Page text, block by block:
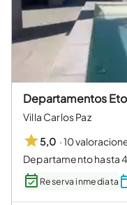
Departamentos
Villa Carlos Paz
5,0 ·10
Departamento hasta
Reserva inmediata